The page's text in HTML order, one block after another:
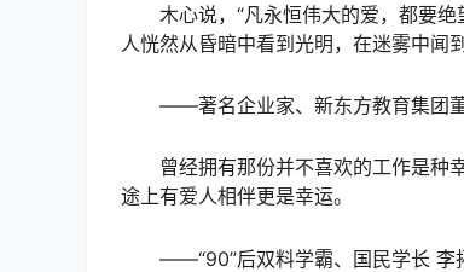
木心说，“凡永恒伟大的爱，都要
人恍然从昏暗中看到光明，在迷雾中闻到
——著名企业家、新东方教育集团
曾经拥有那份并不喜欢的工作是种
途上有爱人相伴更是幸运。
——“90”后双料学霸、国民学长 李